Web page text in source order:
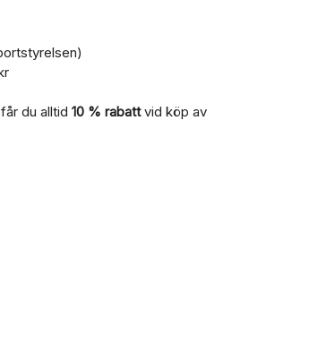
du alltid 10 % rabattvid köp av